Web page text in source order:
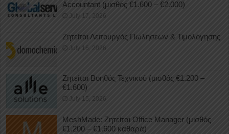
Accountant (μισθός €1.600 – €2.000)
July 17, 2026
Ζητείται Λειτουργός Πωλήσεων & Τιμολόγησης
July 16, 2026
Ζητείται Βοηθός Τεχνικού (μισθός €1.200 –
€1.600)
July 15, 2026
MeshMade: Ζητείται Office Manager (μισθός
€1.200 – €1.600 καθαρά)